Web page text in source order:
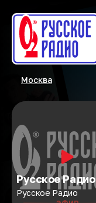
Москва
Русское Радио
Русское Радио